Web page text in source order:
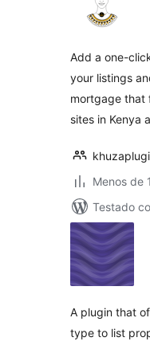
Add a one-
your listings
mortgage that
sites in Kenya
Menos de
Testado
A plugin that
type to list